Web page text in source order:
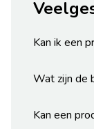
Kan ik een
Wat zijn de
Kan een